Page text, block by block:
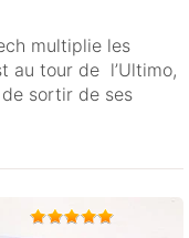
multiplie les
au tour de l’Ultimo,
sortir de ses